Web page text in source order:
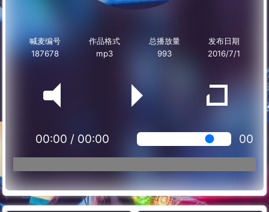
喊麦编号
187678
作品格式
mp3
总播放量
993
发布日期
2016/7/1
00:00 / 00:00 00